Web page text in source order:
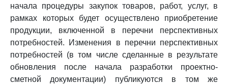
начала процедуры закупок товаров, работ, услуг, в
рамках которых будет осуществлено приобретение
продукции, включенной в перечни перспективных
потребностей. Изменения в перечни перспективных
потребностей (в том числе сделанные в результате
обновления после начала разработки проектно-
сметной документации) публикуются в том же